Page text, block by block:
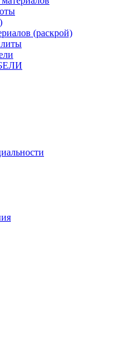
(раскрой)